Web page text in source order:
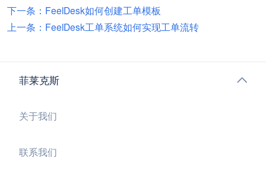
下一条：FeelDesk如何创建工单模板
上一条：FeelDesk工单系统如何实现工单流转
菲莱克斯
关于我们
联系我们